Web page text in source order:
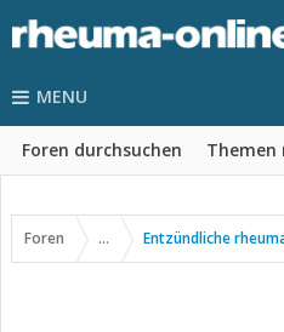
MENU
Foren durchsuchen
Foren ... Entzündliche